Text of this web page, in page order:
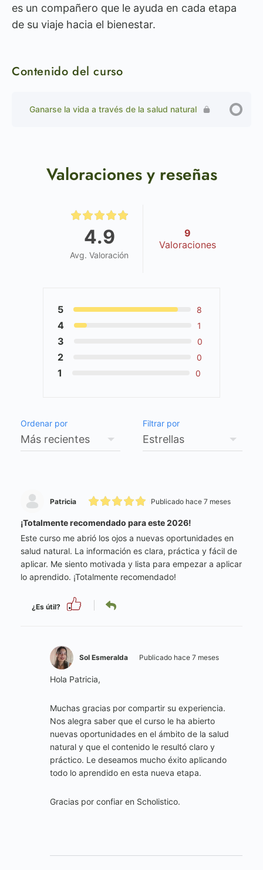
es un compañero que le ayuda en cada etapa
de su viaje hacia el bienestar.
Contenido del curso
Ganarse la vida a través de la salud natural
Valoraciones y reseñas
4.9
Avg. Valoración
9
Valoraciones
5 8
4 1
3 0
2 0
1 0
Ordenar por Filtrar por
Patricia Publicado hace 7 meses
¡Totalmente recomendado para este 2026!
Este curso me abrió los ojos a nuevas oportunidades en
salud natural. La información es clara, práctica y fácil de
aplicar. Me siento motivada y lista para empezar a aplicar
lo aprendido. ¡Totalmente recomendado!
¿Es útil?
Sol Esmeralda Publicado hace 7 meses
Hola Patricia,
Muchas gracias por compartir su experiencia.
Nos alegra saber que el curso le ha abierto
nuevas oportunidades en el ámbito de la salud
natural y que el contenido le resultó claro y
práctico. Le deseamos mucho éxito aplicando
todo lo aprendido en esta nueva etapa.
Gracias por confiar en Scholistico.